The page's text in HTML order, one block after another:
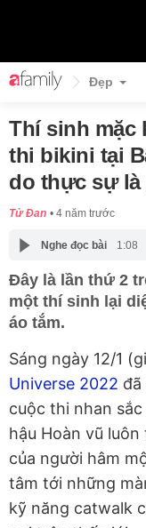
Đẹp
Thí sinh mặc
thi bikini tại
do thực sự là
Tử Đan 4 năm trước
Nghe đọc bài 1:08
Đây là lần thứ 2
một thí sinh lại
áo tắm.
Sáng ngày 12/1
Universe 2022 đã
cuộc thi nhan
hậu Hoàn vũ
của người hâm
tâm tới những
kỹ năng catwalk